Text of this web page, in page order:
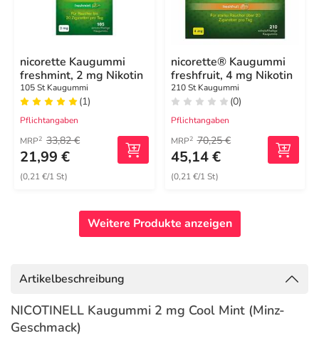
nicorette Kaugummi
freshmint, 2 mg Nikotin
105 St Kaugummi
(1)
Pflichtangaben
MRP2 33,82 €
21,99 €
(0,21 €/1 St)
nicorette® Kaugummi
freshfruit, 4 mg Nikotin
210 St Kaugummi
(0)
Pflichtangaben
MRP2 70,25 €
45,14 €
(0,21 €/1 St)
Weitere Produkte anzeigen
Artikelbeschreibung
NICOTINELL Kaugummi 2 mg Cool Mint (Minz-
Geschmack)